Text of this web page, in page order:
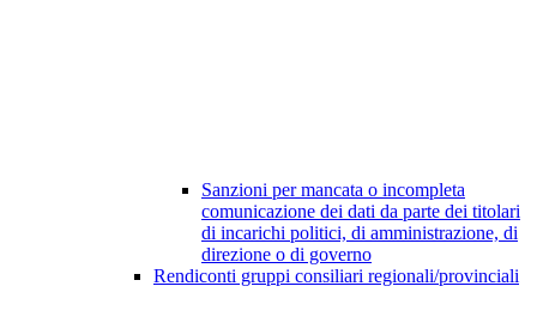
Sanzioni per mancata o incompleta
comunicazione dei dati da parte dei titolari
di incarichi politici, di amministrazione, di
direzione o di governo
Rendiconti gruppi consiliari regionali/provinciali